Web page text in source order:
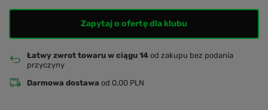
Zapytaj o ofertę dla klubu
Łatwy zwrot towaru w ciągu 14 od zakupu bez podania
przyczyny
Darmowa dostawa od 0,00 PLN